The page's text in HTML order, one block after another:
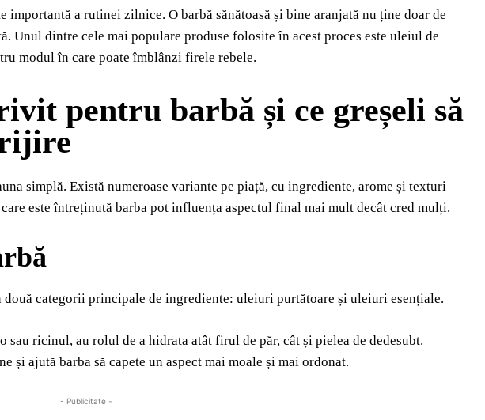
a rutinei zilnice. O barbă sănătoasă și bine aranjată nu ține doar de
Unul dintre cele mai populare produse folosite în acest proces este uleiul de
modul în care poate îmblânzi firele rebele.
pentru barbă și ce greșeli să
simplă. Există numeroase variante pe piață, cu ingrediente, arome și texturi
este întreținută barba pot influența aspectul final mai mult decât cred mulți.
categorii principale de ingrediente: uleiuri purtătoare și uleiuri esențiale.
ricinul, au rolul de a hidrata atât firul de păr, cât și pielea de dedesubt.
și ajută barba să capete un aspect mai moale și mai ordonat.
- Publicitate -